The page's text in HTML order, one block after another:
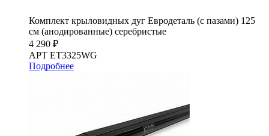
Комплект крыловидных дуг Евродеталь (с пазами) 125
см (анодированные) серебристые
4 290 ₽
АРТ ET3325WG
Подробнее